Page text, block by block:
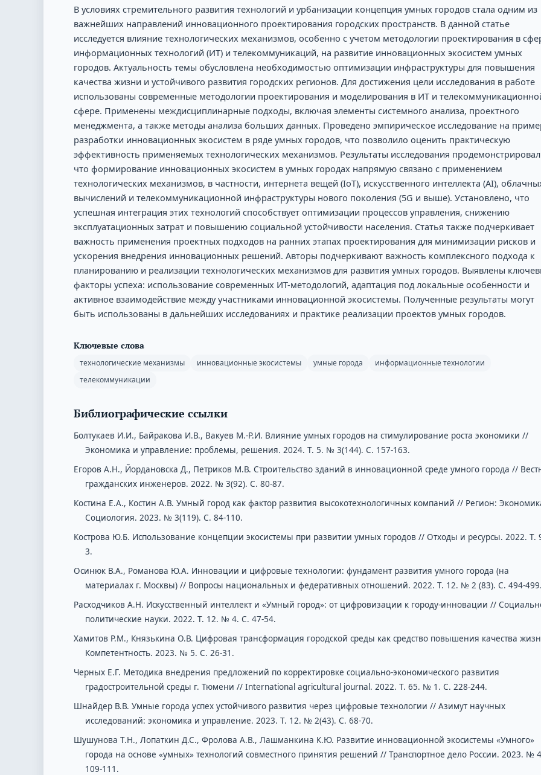
В условиях стремительного развития технологий и урбанизации концепция умных городов стала одним из
важнейших направлений инновационного проектирования городских пространств. В данной статье
исследуется влияние технологических механизмов, особенно с учетом методологии проектирования в
информационных технологий (ИТ) и телекоммуникаций, на развитие инновационных экосистем умных
городов. Актуальность темы обусловлена необходимостью оптимизации инфраструктуры для повышения
качества жизни и устойчивого развития городских регионов. Для достижения цели исследования в работе
использованы современные методологии проектирования и моделирования в ИТ и
сфере. Применены междисциплинарные подходы, включая элементы системного анализа, проектного
менеджмента, а также методы анализа больших данных. Проведено эмпирическое исследование на
разработки инновационных экосистем в ряде умных городов, что позволило оценить практическую
эффективность применяемых технологических механизмов. Результаты исследования
что формирование инновационных экосистем в умных городах напрямую связано с применением
технологических механизмов, в частности, интернета вещей (IoT), искусственного интеллекта (AI),
вычислений и телекоммуникационной инфраструктуры нового поколения (5G и выше). Установлено, что
успешная интеграция этих технологий способствует оптимизации процессов управления, снижению
эксплуатационных затрат и повышению социальной устойчивости населения. Статья также подчеркивает
важность применения проектных подходов на ранних этапах проектирования для минимизации рисков и
ускорения внедрения инновационных решений. Авторы подчеркивают важность комплексного подхода к
планированию и реализации технологических механизмов для развития умных городов. Выявлены
факторы успеха: использование современных ИТ-методологий, адаптация под локальные особенности и
активное взаимодействие между участниками инновационной экосистемы. Полученные результаты могут
быть использованы в дальнейших исследованиях и практике реализации проектов умных городов.
Ключевые слова
технологические механизмы инновационные экосистемы умные города
информационные технологии
телекоммуникации
Библиографические ссылки
Болтукаев И.И., Байракова И.В., Вакуев М.-Р.И. Влияние умных городов на стимулирование роста экономики //
Экономика и управление: проблемы, решения. 2024. Т. 5. № 3(144). С. 157-163.
Егоров А.Н., Йордановска Д., Петриков М.В. Строительство зданий в инновационной среде умного города //
гражданских инженеров. 2022. № 3(92). С. 80-87.
Костина Е.А., Костин А.В. Умный город как фактор развития высокотехнологичных компаний // Регион:
Социология. 2023. № 3(119). С. 84-110.
Кострова Ю.Б. Использование концепции экосистемы при развитии умных городов // Отходы и ресурсы. 2022. Т.
3.
Осинюк В.А., Романова Ю.А. Инновации и цифровые технологии: фундамент развития умного города (на
материалах г. Москвы) // Вопросы национальных и федеративных отношений. 2022. Т. 12. № 2 (83). С. 494-499.
Расходчиков А.Н. Искусственный интеллект и «Умный город»: от цифровизации к городу-инновации //
политические науки. 2022. Т. 12. № 4. С. 47-54.
Хамитов Р.М., Князькина О.В. Цифровая трансформация городской среды как средство повышения качества
Компетентность. 2023. № 5. С. 26-31.
Черных Е.Г. Методика внедрения предложений по корректировке социально-экономического развития
градостроительной среды г. Тюмени // International agricultural journal. 2022. Т. 65. № 1. С. 228-244.
Шнайдер В.В. Умные города успех устойчивого развития через цифровые технологии // Азимут научных
исследований: экономика и управление. 2023. Т. 12. № 2(43). С. 68-70.
Шушунова Т.Н., Лопаткин Д.С., Фролова А.В., Лашманкина К.Ю. Развитие инновационной экосистемы «Умного»
города на основе «умных» технологий совместного принятия решений // Транспортное дело России. 2023. №
109-111.